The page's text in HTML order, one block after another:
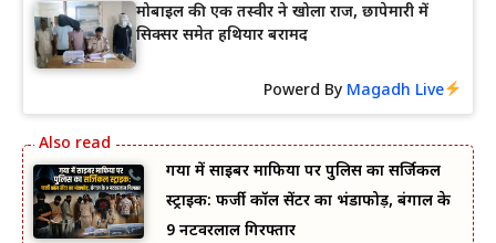
मोबाइल की एक तस्वीर ने खोला राज, छापेमारी में
सिक्सर समेत हथियार बरामद
Powerd By Magadh Live
गया में साइबर माफिया पर पुलिस का सर्जिकल
स्ट्राइक: फर्जी कॉल सेंटर का भंडाफोड़, बंगाल के
9 नटवरलाल गिरफ्तार